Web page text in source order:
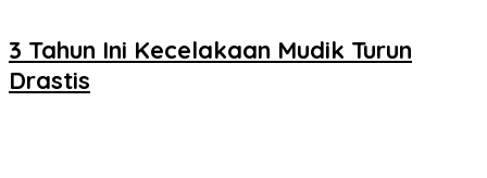
3 Tahun Ini Kecelakaan Mudik Turun
Drastis